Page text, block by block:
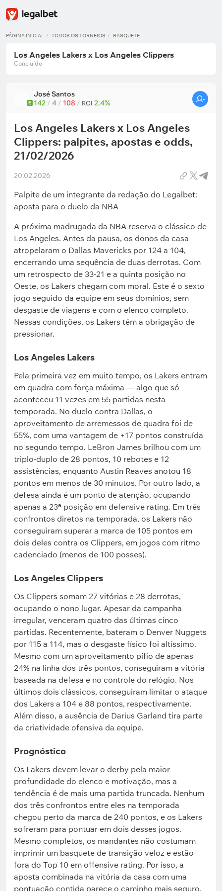
PÁGINA INICIAL TODOS OS TORNEIOS BASQUETE
Los Angeles Lakers x Los Angeles Clippers
Concluído
E
José Santos
142 / 4 / 108 / ROI 2.4%
Los Angeles Lakers x Los Angeles
Clippers: palpites, apostas e odds,
21/02/2026
20.02.2026
Palpite de um integrante da redação do Legalbet:
aposta para o duelo da NBA
A próxima madrugada da NBA reserva o clássico de
Los Angeles. Antes da pausa, os donos da casa
atropelaram o Dallas Mavericks por 124 a 104,
encerrando uma sequência de duas derrotas. Com
um retrospecto de 33-21 e a quinta posição no
Oeste, os Lakers chegam com moral. Este é o sexto
jogo seguido da equipe em seus domínios, sem
desgaste de viagens e com o elenco completo.
Nessas condições, os Lakers têm a obrigação de
pressionar.
Los Angeles Lakers
Pela primeira vez em muito tempo, os Lakers entram
em quadra com força máxima — algo que só
aconteceu 11 vezes em 55 partidas nesta
temporada. No duelo contra Dallas, o
aproveitamento de arremessos de quadra foi de
55%, com uma vantagem de +17 pontos construída
no segundo tempo. LeBron James brilhou com um
triplo-duplo de 28 pontos, 10 rebotes e 12
assistências, enquanto Austin Reaves anotou 18
pontos em menos de 30 minutos. Por outro lado, a
defesa ainda é um ponto de atenção, ocupando
apenas a 23ª posição em defensive rating. Em três
confrontos diretos na temporada, os Lakers não
conseguiram superar a marca de 105 pontos em
dois deles contra os Clippers, em jogos com ritmo
cadenciado (menos de 100 posses).
Los Angeles Clippers
Os Clippers somam 27 vitórias e 28 derrotas,
ocupando o nono lugar. Apesar da campanha
irregular, venceram quatro das últimas cinco
partidas. Recentemente, bateram o Denver Nuggets
por 115 a 114, mas o desgaste físico foi altíssimo.
Mesmo com um aproveitamento pífio de apenas
24% na linha dos três pontos, conseguiram a vitória
baseada na defesa e no controle do relógio. Nos
últimos dois clássicos, conseguiram limitar o ataque
dos Lakers a 104 e 88 pontos, respectivamente.
Além disso, a ausência de Darius Garland tira parte
da criatividade ofensiva da equipe.
Prognóstico
Os Lakers devem levar o derby pela maior
profundidade do elenco e motivação, mas a
tendência é de mais uma partida truncada. Nenhum
dos três confrontos entre eles na temporada
chegou perto da marca de 240 pontos, e os Lakers
sofreram para pontuar em dois desses jogos.
Mesmo completos, os mandantes não costumam
imprimir um basquete de transição veloz e estão
fora do Top 10 em offensive rating. Por isso, a
aposta combinada na vitória da casa com uma
pontuação contida parece o caminho mais seguro.